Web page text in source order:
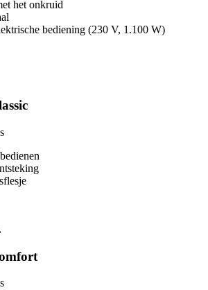
het onkruid
bediening (230 V, 1.100 W)